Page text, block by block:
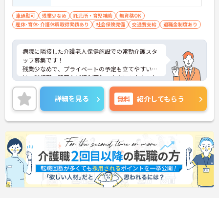
車通勤可 残業少なめ 託児所・育児補助
無資格OK
産休･育休･介護休暇取得実績あり
社会保険完備 交通費支給 退職金制度あり
病院に隣接した介護老人保健施設での常勤介護スタ
ッフ募集です！
残業少なめで、プライベートの予定も立てやすい環
境！託児所の設置など福利厚生の充実にも力を入れ
ているので安心して長期での就業が可能です！
ご興味ある方には、面接のポイントなど、さらに詳
細をお話致しますのでお気軽にご相談ください。
詳細を見る 無料 紹介してもらう